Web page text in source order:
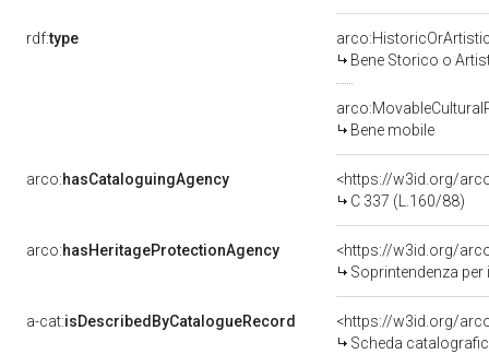
rdf:type
Bene Storico o
Bene mobile
arco:hasCataloguingAgency
<https://w3id.org/
C 337 (L.160/88)
arco:hasHeritageProtectionAgency
<https://w3id.org/
Soprintendenza
a-cat:isDescribedByCatalogueRecord
<https://w3id.org/
Scheda